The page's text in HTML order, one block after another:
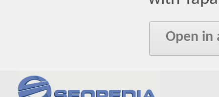
Open in